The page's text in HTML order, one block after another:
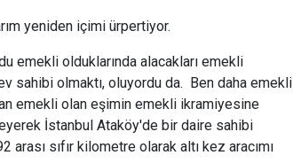
yeniden içimi ürpertiyor.
emekli olduklarında alacakları emekli
sahibi olmaktı, oluyordu da. Ben daha emekli
emekli olan eşimin emekli ikramiyesine
İstanbul Ataköy'de bir daire sahibi
sıfır kilometre olarak altı kez aracımı